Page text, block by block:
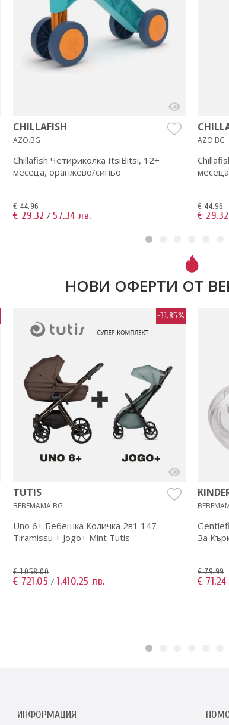
CHILLAFISH
AZO.BG
Chillafish Четириколка ItsiBitsi, 12+
месеца, оранжево/синьо
€ 44.96
€ 29.32 / 57.34 лв.
AZO.BG
€ 44.96
€ 29.32
НОВИ ОФЕРТИ ОТ
-31.85%
TUTIS
BEBEMAMA.BG
Uno 6+ Бебешка Количка 2в1 147
Tiramissu + Jogo+ Mint Tutis
€ 1,058.00
€ 721.05 / 1,410.25 лв.
За
€ 79.99
€ 71.24
ИНФОРМАЦИЯ